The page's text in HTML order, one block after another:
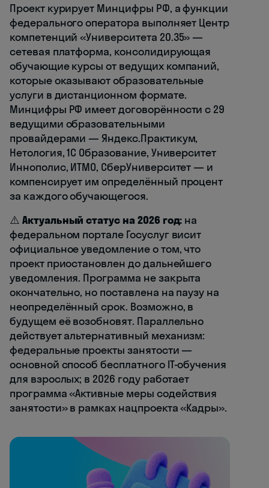
Проект курирует Минцифры РФ, а функции
федерального оператора выполняет Центр
компетенций «Университета 20.35» —
сетевая платформа, консолидирующая
обучающие курсы от ведущих компаний,
которые оказывают образовательные
услуги в дистанционном формате.
Минцифры РФ имеет договорённости с 29
ведущими образовательными
провайдерами — Яндекс.Практикум,
Нетология, 1С Образование, Университет
Иннополис, ИТМО, СберУниверситет — и
компенсирует им определённый процент
за каждого обучающегося.
⚠️ Актуальный статус на 2026 год: на
федеральном портале Госуслуг висит
официальное уведомление о том, что
проект приостановлен до дальнейшего
уведомления. Программа не закрыта
окончательно, но поставлена на паузу на
неопределённый срок. Возможно, в
будущем её возобновят. Параллельно
действует альтернативный механизм:
федеральные проекты занятости —
основной способ бесплатного IT-обучения
для взрослых; в 2026 году работает
программа «Активные меры содействия
занятости» в рамках нацпроекта «Кадры».